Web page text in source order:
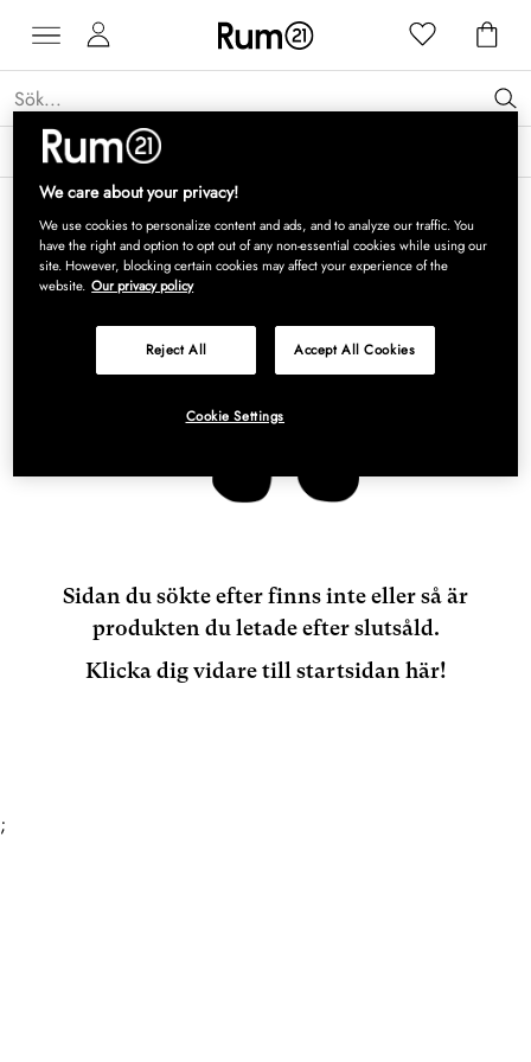
Få 15 % rabatt på Grythyttan Stålmöbler* →
Sidan du sökte efter finns inte eller så är
produkten du letade efter slutsåld.
Klicka dig vidare till startsidan här!
;
We care about your privacy!
We use cookies to personalize content and ads, and to analyze our traffic. You
have the right and option to opt out of any non-essential cookies while using our
site. However, blocking certain cookies may affect your experience of the
website. Our privacy policy
Reject All Accept All Cookies
Cookie Settings